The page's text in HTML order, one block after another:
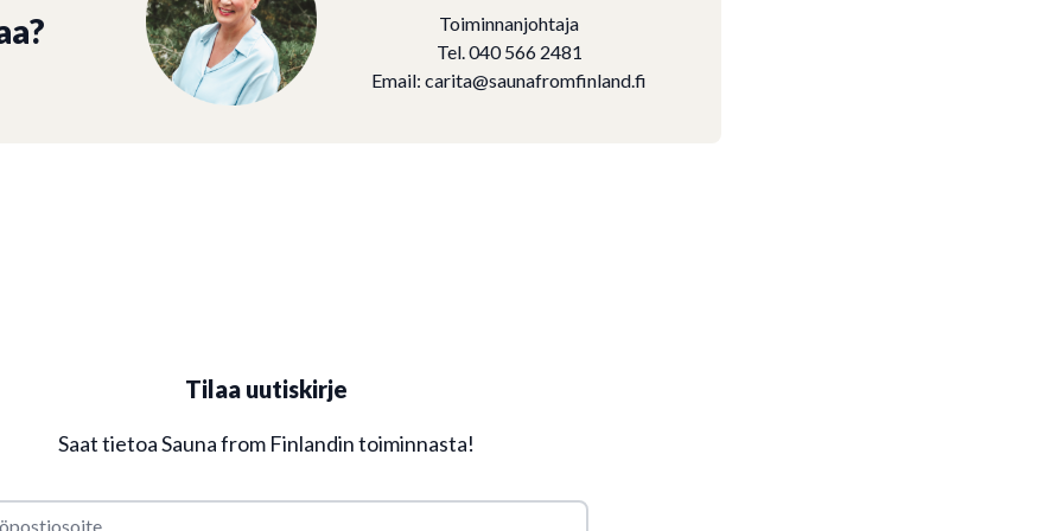
Toiminnanjohtaja
Tel. 040 566 2481
Email:carita@saunafromfinland.fi
Tilaa uutiskirje
Saat tietoa Sauna from Finlandin toiminnasta!